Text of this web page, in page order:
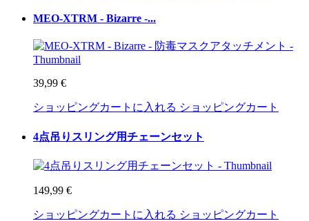
MEO-XTRM - Bizarre -...
39,99 €
ショッピングカートに入れる ショッピングカート
4点吊りスリング用チェーンセット
149,99 €
ショッピングカートに入れる ショッピングカート